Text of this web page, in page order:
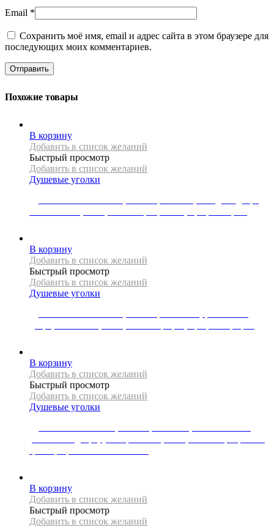
Email *
Сохранить моё имя, email и адрес сайта в этом браузере для
последующих моих комментариев.
Похожие товары
В корзину
Добавить в список желаний
Быстрый просмотр
Добавить в список желаний
Душевые уголки
В корзину
Добавить в список желаний
Быстрый просмотр
Добавить в список желаний
Душевые уголки
В корзину
Добавить в список желаний
Быстрый просмотр
Добавить в список желаний
Душевые уголки
В корзину
Добавить в список желаний
Быстрый просмотр
Добавить в список желаний